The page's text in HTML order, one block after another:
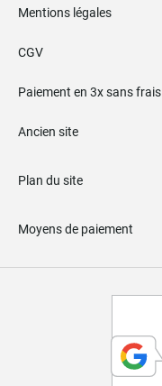
Mentions légales
CGV
Paiement en 3x sans frais
Ancien site
Plan du site
Moyens de paiement